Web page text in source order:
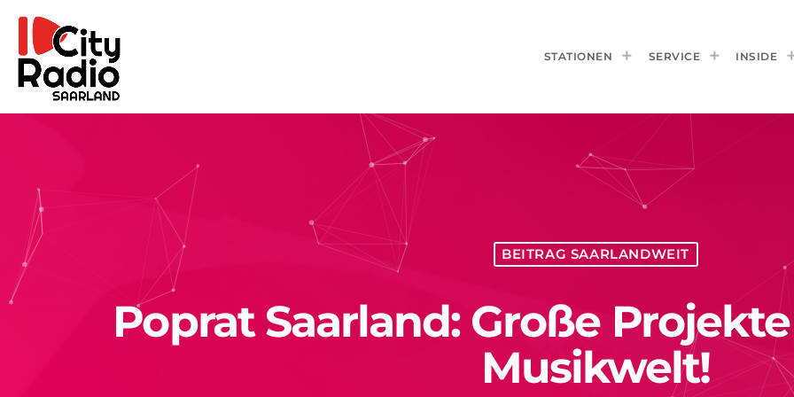
STATIONEN SERVICE INSIDE
BEITRAG SAARLANDWEIT
Poprat Saarland: Große
Musikwelt!